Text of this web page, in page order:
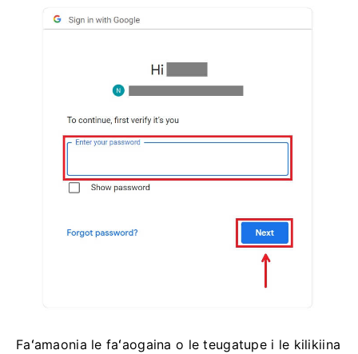
Faʻamaonia le faʻaogaina o le teugatupe i le kilikiina